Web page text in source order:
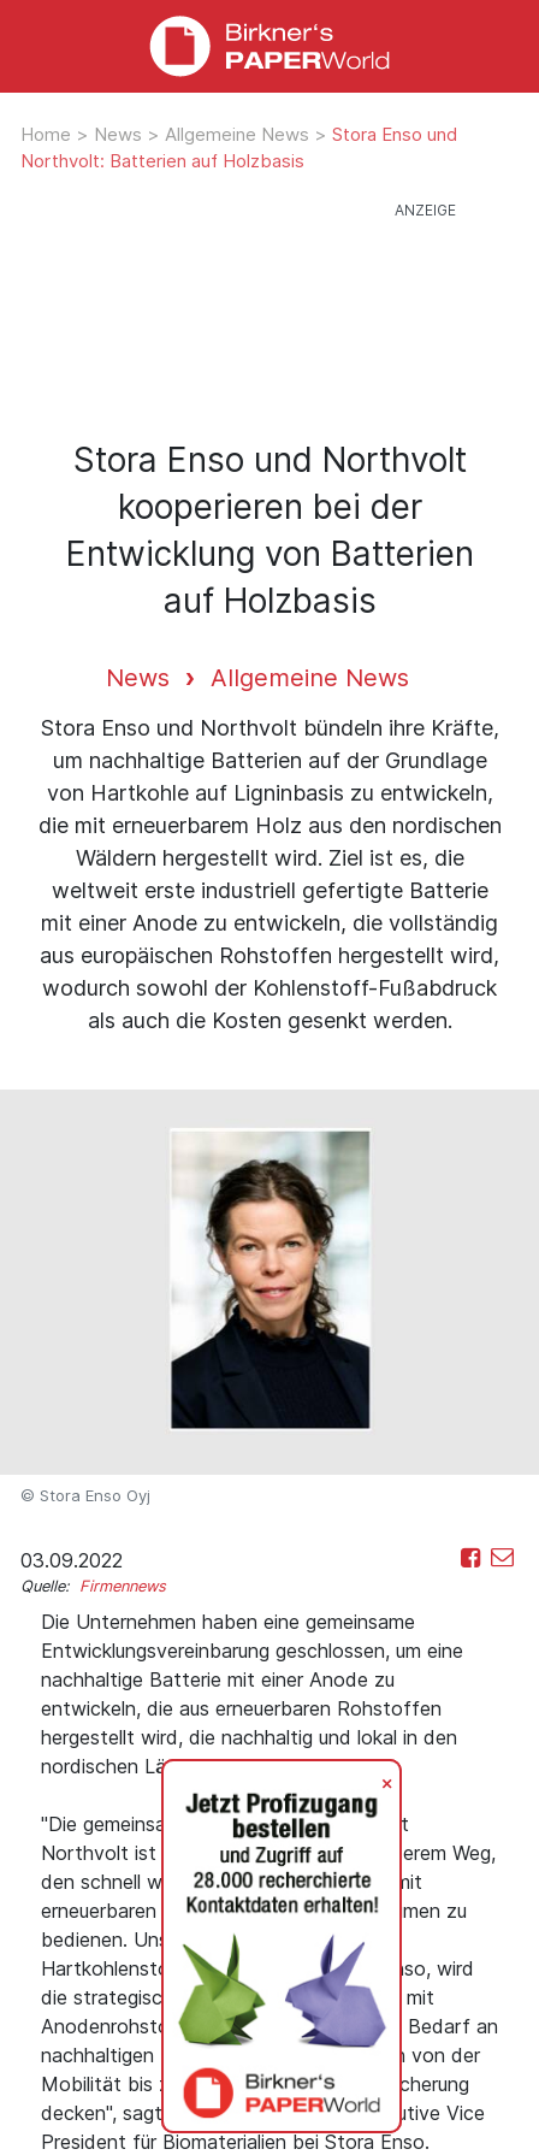
Home > News > Allgemeine News > Stora Enso und
Northvolt: Batterien auf Holzbasis
+
Stora Enso und Northvolt
kooperieren bei der
Entwicklung von Batterien
auf Holzbasis
News Allgemeine News
Stora Enso und Northvolt bündeln ihre Kräfte,
um nachhaltige Batterien auf der Grundlage
von Hartkohle auf Ligninbasis zu entwickeln,
die mit erneuerbarem Holz aus den nordischen
Wäldern hergestellt wird. Ziel ist es, die
weltweit erste industriell gefertigte Batterie
mit einer Anode zu entwickeln, die vollständig
aus europäischen Rohstoffen hergestellt wird,
wodurch sowohl der Kohlenstoff-Fußabdruck
als auch die Kosten gesenkt werden.
© Stora Enso Oyj
03.09.2022
Quelle: Firmennews
Die Unternehmen haben eine gemeinsame
Entwicklungsvereinbarung geschlossen, um eine
nachhaltige Batterie mit einer Anode zu
entwickeln, die aus erneuerbaren Rohstoffen
hergestellt wird, die nachhaltig und lokal in den
nordischen Ländern gewonnen werden.
"Die gemeinsame Batterieentwicklung mit
Northvolt ist ein weiterer Schritt auf unserem Weg,
den schnell wachsenden Batteriemarkt mit
erneuerbaren Anodenmaterialien aus Bäumen zu
bedienen. Unser auf Lignin basierender
Hartkohlenstoff, Lignode® von Stora Enso, wird
die strategische europäische Versorgung mit
Anodenrohstoffen sicherstellen und den Bedarf an
nachhaltigen Batterien für Anwendungen von der
Mobilität bis zur stationären Energiespeicherung
decken", sagt Johanna Hagelberg, Executive Vice
President für Biomaterialien bei Stora Enso.